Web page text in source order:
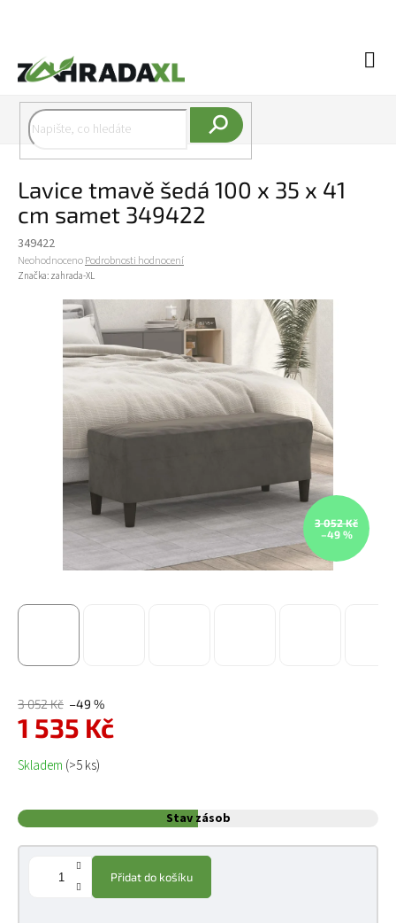
Lavice tmavě šedá 100 x 35 x 41
cm samet 349422
349422
Průměrné hodnocení produktu je 0,0 z 5 hvězdiček.
NeohodnocenoPodrobnosti hodnocení
Značka: zahrada-XL
3 052 Kč
–49 %
3 052 Kč –49 %
1 535 Kč
Měrná cena:
Skladem (>5 ks)
Stav zásob
Přidat do košíku